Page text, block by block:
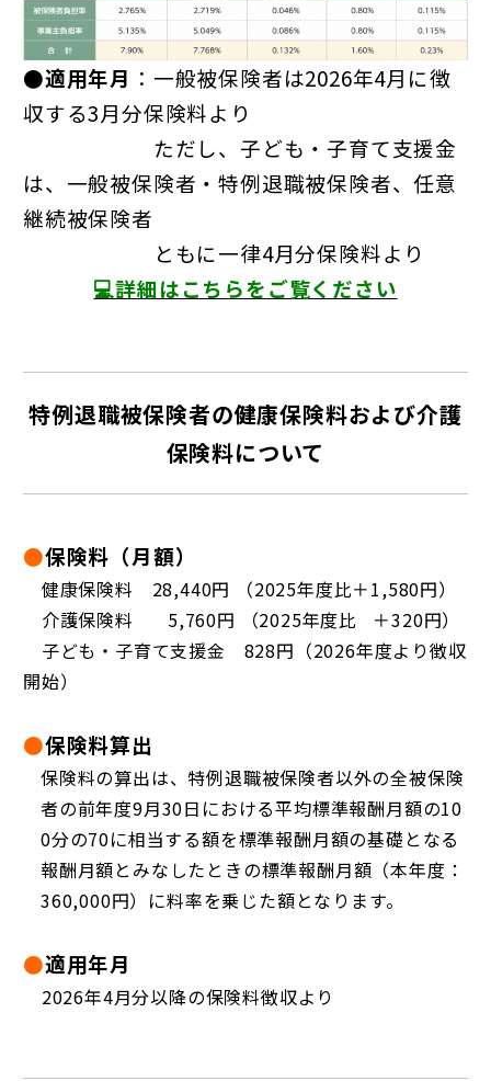
●適用年月 ：一般被保険者は2026年4月に徴
収する3月分保険料より
ただし、子ども・子育て支援金
は、一般被保険者・特例退職被保険者、任意
継続被保険者
ともに一律4月分保険料より
💻詳細はこちらをご覧ください
特例退職被保険者の健康保険料および介護
保険料について
●保険料（月額）
健康保険料 28,440円 （2025年度比＋1,580円）
介護保険料 5,760円 （2025年度比 ＋320円）
子ども・子育て支援金 828円（2026年度より徴収
開始）
●保険料算出
保険料の算出は、特例退職被保険者以外の全被保険
者の前年度9月30日における平均標準報酬月額の10
0分の70に相当する額を標準報酬月額の基礎となる
報酬月額とみなしたときの標準報酬月額（本年度：
360,000円）に料率を乗じた額となります。
●適用年月
2026年4月分以降の保険料徴収より